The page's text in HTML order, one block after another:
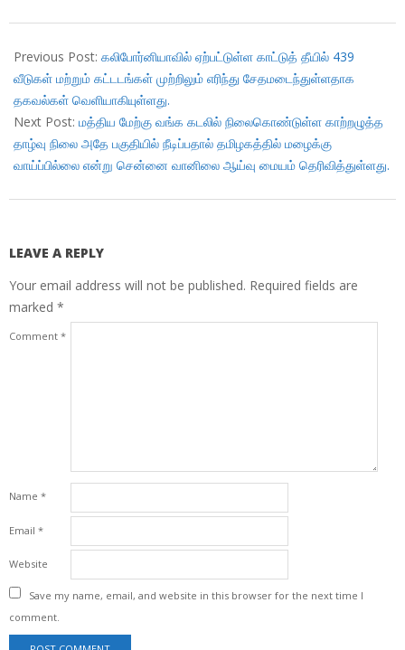
12-
09
Previous Post: கலிபோர்னியாவில் ஏற்பட்டுள்ள காட்டுத் தீயில் 439
வீடுகள் மற்றும் கட்டடங்கள் முற்றிலும் எரிந்து சேதமடைந்துள்ளதாக
தகவல்கள் வெளியாகியுள்ளது.
Next Post: மத்திய மேற்கு வங்க கடலில் நிலைகொண்டுள்ள காற்றழுத்த
தாழ்வு நிலை அதே பகுதியில் நீடிப்பதால் தமிழகத்தில் மழைக்கு
வாய்ப்பில்லை என்று சென்னை வானிலை ஆய்வு மையம் தெரிவித்துள்ளது.
LEAVE A REPLY
Your email address will not be published. Required fields are
marked *
Comment *
Name *
Email *
Website
Save my name, email, and website in this browser for the next time I
comment.